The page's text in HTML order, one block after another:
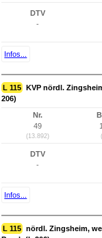
DTV
-
Infos...
L 115 KVP nördl.
206)
Nr.
49
(13.892)
DTV
-
Infos...
L 115 nördl. Zingsheim,